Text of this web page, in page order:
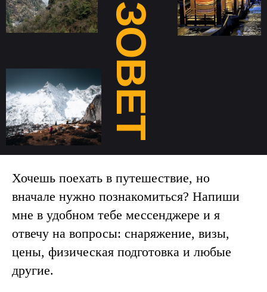
ЗОВЕТ
Хочешь поехать в путешествие, но
вначале нужно познакомиться? Напиши
мне в удобном тебе мессенджере и я
отвечу на вопросы: снаряжение, визы,
цены, физическая подготовка и любые
другие.